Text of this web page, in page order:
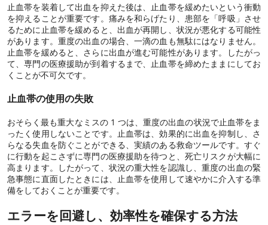
止血帯を装着して出血を抑えた後は、止血帯を緩めたいという衝動
を抑えることが重要です。痛みを和らげたり、患部を「呼吸」させ
るために止血帯を緩めると、出血が再開し、状況が悪化する可能性
があります。重度の出血の場合、一滴の血も無駄にはなりません。
止血帯を緩めると、さらに出血が進む可能性があります。したがっ
て、専門の医療援助が到着するまで、止血帯を締めたままにしてお
くことが不可欠です。
止血帯の使用の失敗
おそらく最も重大なミスの 1 つは、重度の出血の状況で止血帯をま
ったく使用しないことです。止血帯は、効果的に出血を抑制し、さ
らなる失血を防ぐことができる、実績のある救命ツールです。すぐ
に行動を起こさずに専門の医療援助を待つと、死亡リスクが大幅に
高まります。したがって、状況の重大性を認識し、重度の出血の緊
急事態に直面したときには、止血帯を使用して速やかに介入する準
備をしておくことが重要です。
エラーを回避し、効率性を確保する方法